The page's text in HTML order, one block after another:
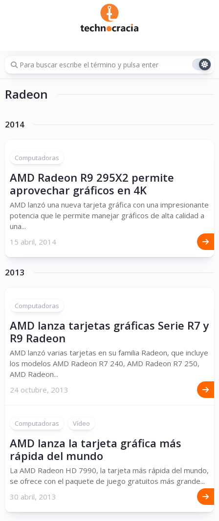
Radeon
2014
Computadoras
AMD Radeon R9 295X2 permite
aprovechar gráficos en 4K
AMD lanzó una nueva tarjeta gráfica con una impresionante
potencia que le permite manejar gráficos de alta calidad a
una...
15 abril, 2014
2013
Computadoras
AMD lanza tarjetas gráficas Serie R7 y
R9 Radeon
AMD lanzó varias tarjetas en su familia Radeon, que incluye
los modelos AMD Radeon R7 240, AMD Radeon R7 250,
AMD Radeon...
24 octubre, 2013
Computadoras Vídeo
AMD lanza la tarjeta gráfica más
rápida del mundo
La AMD Radeon HD 7990, la tarjeta más rápida del mundo,
se ofrece con el paquete de juego gratuitos más grande...
30 abril, 2013